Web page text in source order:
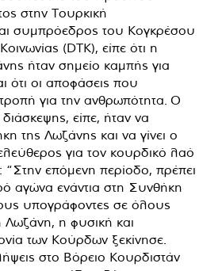
στην Τουρκική
συμπρόεδρος του Κογκρέσου
(DTK), είπε ότι η
ήταν σημείο καμπής για
ότι οι αποφάσεις που
για την ανθρωπότητα. Ο
είπε, ήταν να
της Λωζάνης και να γίνει ο
για τον κουρδικό λαό
“Στην επόμενη περίοδο, πρέπει
αγώνα ενάντια στη Συνθήκη
υπογράφοντες σε όλους
Λωζάνη, η φυσική και
των Κούρδων ξεκίνησε.
στο Βόρειο Κουρδιστάν